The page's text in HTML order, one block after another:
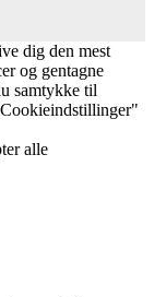
dig den mest
og gentagne
samtykke til
alle